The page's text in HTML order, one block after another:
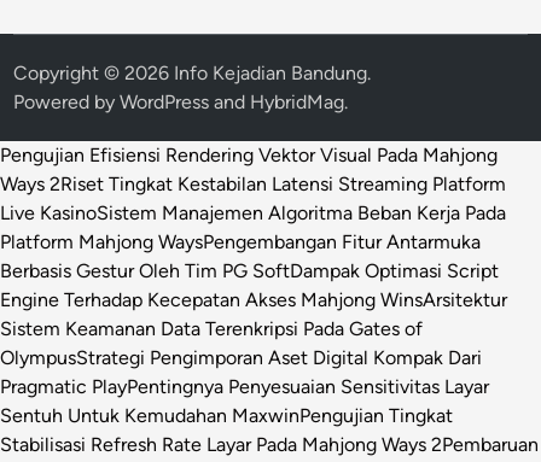
Copyright © 2026 Info Kejadian Bandung.
Powered byWordPress and HybridMag.
Pengujian Efisiensi Rendering Vektor Visual Pada Mahjong
Ways 2Riset Tingkat Kestabilan Latensi Streaming Platform
Live KasinoSistem Manajemen Algoritma Beban Kerja Pada
Platform Mahjong WaysPengembangan Fitur Antarmuka
Berbasis Gestur Oleh Tim PG SoftDampak Optimasi Script
Engine Terhadap Kecepatan Akses Mahjong WinsArsitektur
Sistem Keamanan Data Terenkripsi Pada Gates of
OlympusStrategi Pengimporan Aset Digital Kompak Dari
Pragmatic PlayPentingnya Penyesuaian Sensitivitas Layar
Sentuh Untuk Kemudahan MaxwinPengujian Tingkat
Stabilisasi Refresh Rate Layar Pada Mahjong Ways 2Pembaruan